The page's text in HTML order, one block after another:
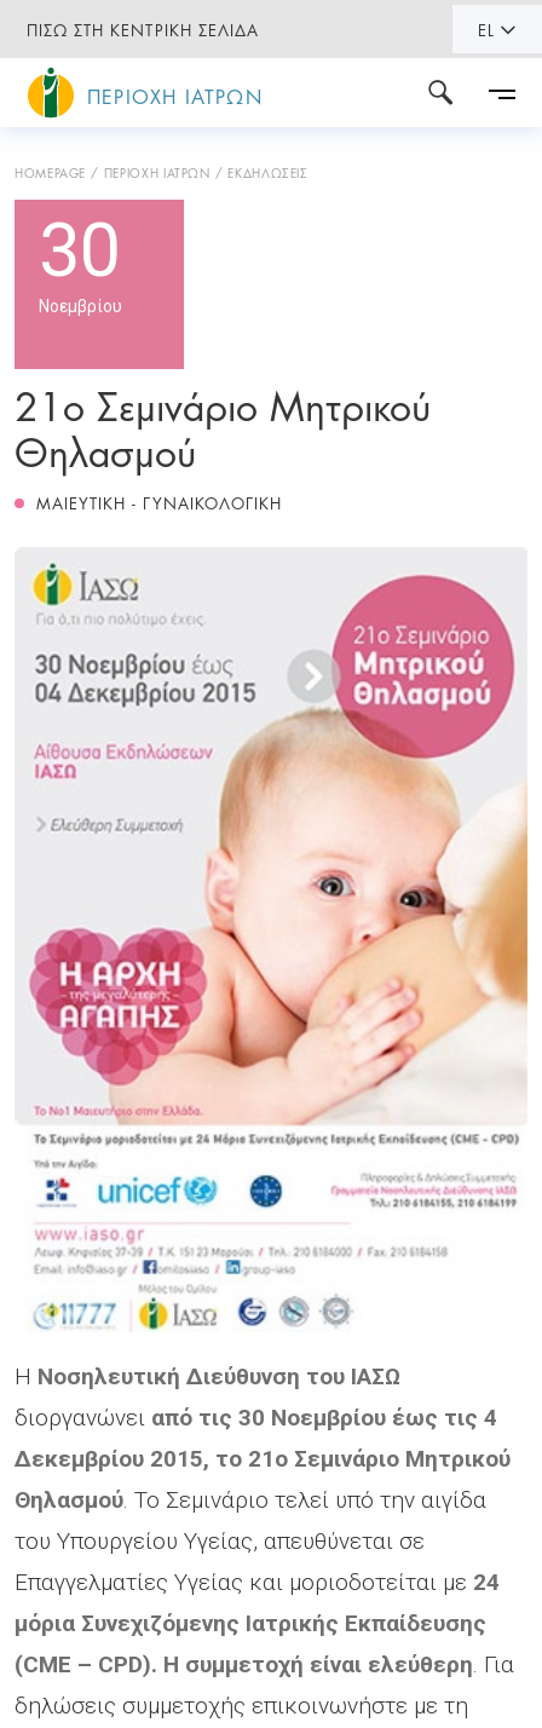
ΠΙΣΩ ΣΤΗ ΚΕΝΤΡΙΚΗ ΣΕΛΙΔΑ EL
ΠΕΡΙΟΧΗ ΙΑΤΡΩΝ
HOMEPAGE ΠΕΡΙΟΧΗ ΙΑΤΡΩΝ ΕΚΔΗΛΩΣΕΙΣ
30
Νοεμβρίου
21ο Σεμινάριο Μητρικού
Θηλασμού
ΜΑΙΕΥΤΙΚΗ - ΓΥΝΑΙΚΟΛΟΓΙΚΗ
Η Νοσηλευτική Διεύθυνση του ΙΑΣΩ
διοργανώνει από τις 30 Νοεμβρίου έως τις 4
Δεκεμβρίου 2015, το 21ο Σεμινάριο Μητρικού
Θηλασμού. Το Σεμινάριο τελεί υπό την αιγίδα
του Υπουργείου Υγείας, απευθύνεται σε
Επαγγελματίες Υγείας και μοριοδοτείται με 24
μόρια Συνεχιζόμενης Ιατρικής Εκπαίδευσης
(CME – CPD). Η συμμετοχή είναι ελεύθερη. Για
δηλώσεις συμμετοχής επικοινωνήστε με τη